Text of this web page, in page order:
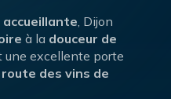
accueillante , Dijon
à la douceur de
une excellente porte
route des vins de